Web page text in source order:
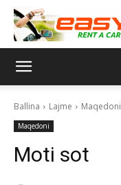
Ballina Lajme Maqedoni
Maqedoni
Moti sot